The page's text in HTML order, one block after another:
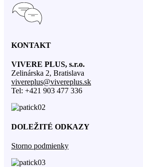
KONTAKT
VIVERE PLUS, s.r.o.
Zelinárska 2, Bratislava
vivereplus@vivereplus.sk
Tel: +421 903 477 336
DOLEŽITÉ ODKAZY
Storno podmienky